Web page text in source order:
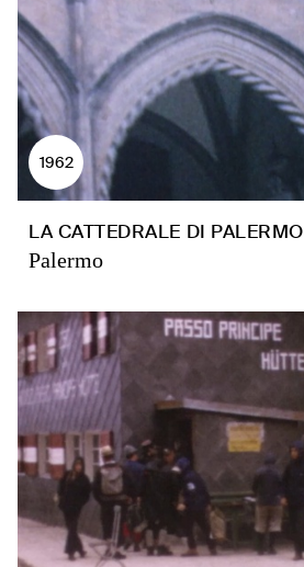
1962
LA CATTEDRALE DI PALERMO
Palermo